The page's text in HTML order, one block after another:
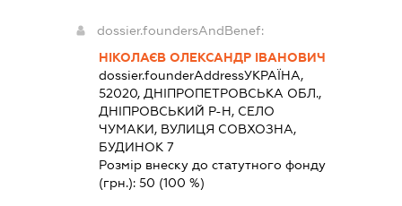
dossier.foundersAndBenef:
НІКОЛАЄВ ОЛЕКСАНДР ІВАНОВИЧ
dossier.founderAddressУКРАЇНА,
52020, ДНІПРОПЕТРОВСЬКА ОБЛ.,
ДНІПРОВСЬКИЙ Р-Н, СЕЛО
ЧУМАКИ, ВУЛИЦЯ СОВХОЗНА,
БУДИНОК 7
Розмір внеску до статутного фонду
(грн.): 50 (100 %)